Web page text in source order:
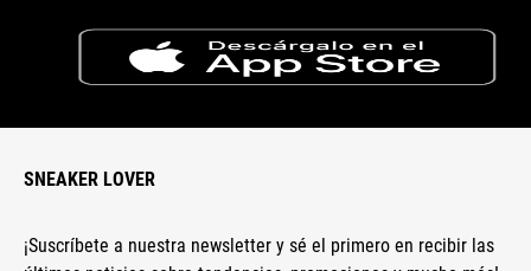
SNEAKER LOVER
¡Suscríbete a nuestra newsletter y sé el primero en recibir las